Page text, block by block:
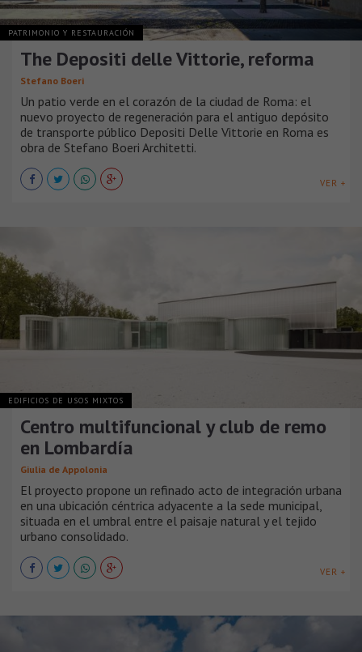
PATRIMONIO Y RESTAURACIÓN
The Depositi delle Vittorie, reforma
Stefano Boeri
Un patio verde en el corazón de la ciudad de Roma: el
nuevo proyecto de regeneración para el antiguo depósito
de transporte público Depositi Delle Vittorie en Roma es
obra de Stefano Boeri Architetti.
VER +
EDIFICIOS DE USOS MIXTOS
Centro multifuncional y club de remo
en Lombardía
Giulia de Appolonia
El proyecto propone un refinado acto de integración urbana
en una ubicación céntrica adyacente a la sede municipal,
situada en el umbral entre el paisaje natural y el tejido
urbano consolidado.
VER +